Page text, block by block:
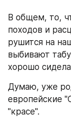
В общем, то,
походов и
рушится на
выбивают
хорошо
Думаю, уже
европейские
"красе".